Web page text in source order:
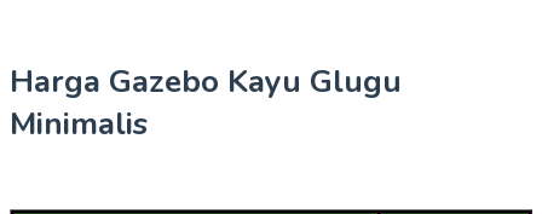
Harga Gazebo Kayu Glugu
Minimalis